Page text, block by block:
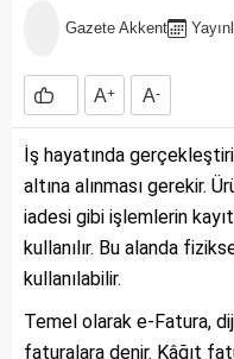
Gazete Akkent
A+ A-
İş hayatında
altına alınması gerekir.
iadesi gibi işlemlerin
kullanılır. Bu alanda
kullanılabilir.
Temel olarak e-Fatura,
faturalara denir. Kâğıt